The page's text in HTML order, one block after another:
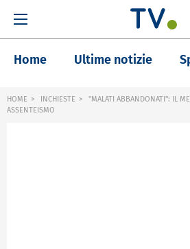
Home Ultime notizie
HOME INCHIESTE
"MALATI ABBANDONATI": IL
ASSENTEISMO